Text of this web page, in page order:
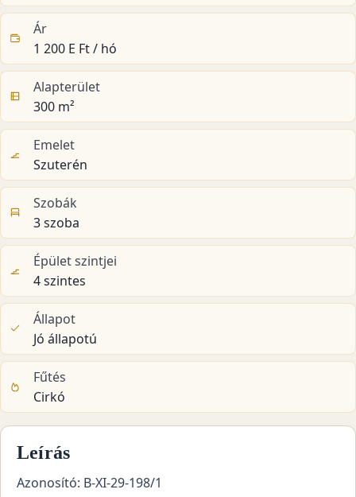
Ár
1 200 E Ft / hó
Alapterület
300 m²
Emelet
Szuterén
Szobák
3 szoba
Épület szintjei
4 szintes
Állapot
Jó állapotú
Fűtés
Cirkó
Leírás
Azonosító: B-XI-29-198/1